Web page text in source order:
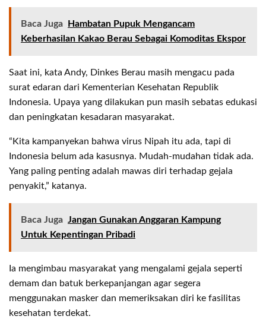
Baca Juga
Hambatan Pupuk Mengancam
Keberhasilan Kakao Berau Sebagai Komoditas Ekspor
Saat ini, kata Andy, Dinkes Berau masih mengacu pada
surat edaran dari Kementerian Kesehatan Republik
Indonesia. Upaya yang dilakukan pun masih sebatas edukasi
dan peningkatan kesadaran masyarakat.
“Kita kampanyekan bahwa virus Nipah itu ada, tapi di
Indonesia belum ada kasusnya. Mudah-mudahan tidak ada.
Yang paling penting adalah mawas diri terhadap gejala
penyakit,” katanya.
Baca Juga Jangan Gunakan Anggaran Kampung
Untuk Kepentingan Pribadi
Ia mengimbau masyarakat yang mengalami gejala seperti
demam dan batuk berkepanjangan agar segera
menggunakan masker dan memeriksakan diri ke fasilitas
kesehatan terdekat.